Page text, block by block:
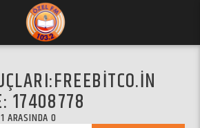
FREEBITCO.IN
17408778
ARASINDA 0